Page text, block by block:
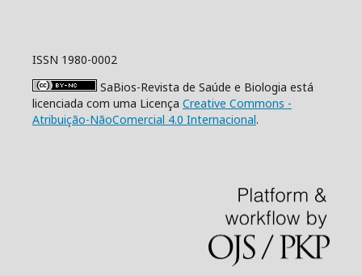
ISSN 1980-0002
SaBios-Revista de Saúde e Biologia está
licenciada com uma Licença Creative Commons -
Atribuição-NãoComercial 4.0 Internacional.